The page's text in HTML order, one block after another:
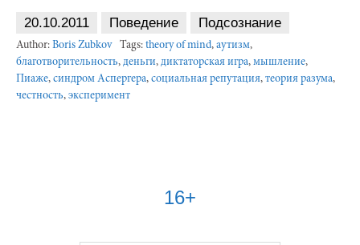
20.10.2011 Поведение Подсознание
Author: Boris Zubkov Tags: theory of mind, аутизм,
благотворительность, деньги, диктаторская игра, мышление,
Пиаже, синдром Аспергера, социальная репутация, теория разума,
честность, эксперимент
16+